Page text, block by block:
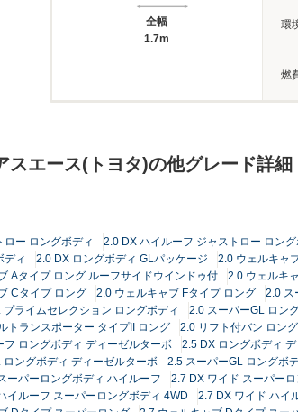
全幅
1.7m
環
燃
スエース(トヨタ)の他グレード詳細
ー ロングボディ 2.0 DX ハイルーフ ジャストロー ロング
ディ
2.0 DX ロングボディ GLパッケージ 2.0 ウェルキャ
Aタイプ ロング ルーフサイドウインドゥ付
2.0 ウェルキ
Cタイプ ロング
2.0 ウェルキャブ Fタイプ ロング 2.0 ス
ライムセレクション ロングボディ
2.0 スーパーGL ロン
トランスポーター タイプII ロング
2.0 リフト付バン ロング
フ ロングボディ ディーゼルターボ
2.5 DX ロングボディ
ロングボディ ディーゼルターボ
2.5 スーパーGL ロングボ
ーパーロングボディ ハイルーフ
2.7 DX ワイド スーパー
イルーフ スーパーロングボディ 4WD
2.7 DX ワイド ハイ